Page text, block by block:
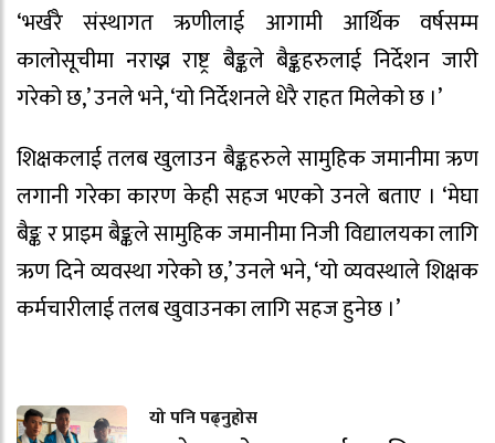
‘भर्खरै संस्थागत ऋणीलाई आगामी आर्थिक वर्षसम्म
कालोसूचीमा नराख्न राष्ट्र बैङ्कले बैङ्कहरुलाई निर्देशन जारी
गरेको छ,’ उनले भने, ‘यो निर्देशनले धेरै राहत मिलेको छ ।’
शिक्षकलाई तलब खुलाउन बैङ्कहरुले सामुहिक जमानीमा ऋण
लगानी गरेका कारण केही सहज भएको उनले बताए । ‘मेघा
बैङ्क र प्राइम बैङ्कले सामुहिक जमानीमा निजी विद्यालयका लागि
ऋण दिने व्यवस्था गरेको छ,’ उनले भने, ‘यो व्यवस्थाले शिक्षक
कर्मचारीलाई तलब खुवाउनका लागि सहज हुनेछ ।’
यो पनि पढ्नुहोस